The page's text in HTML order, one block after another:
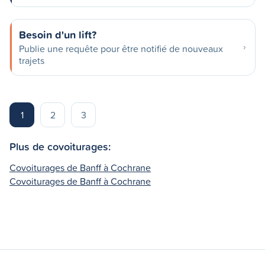
Besoin d'un lift?
Publie une requête pour être notifié de nouveaux
trajets
1 2 3
Plus de covoiturages:
Covoiturages de Banff à Cochrane
Covoiturages de Banff à Cochrane